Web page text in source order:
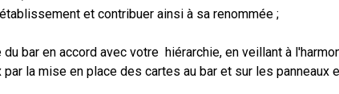
et contribuer ainsi à sa renommée ;
bar en accord avec votre hiérarchie, en veillant à
la mise en place des cartes au bar et sur les panneaux